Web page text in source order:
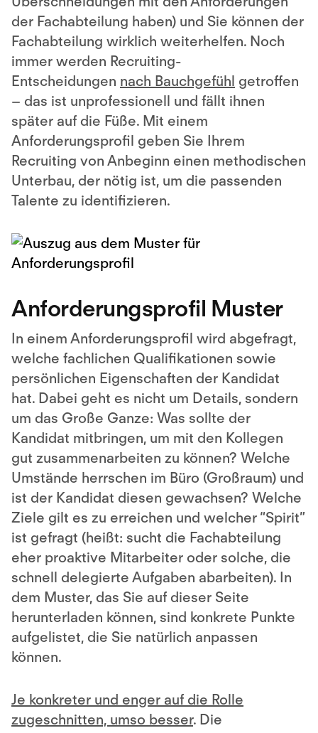
der Fachabteilung haben) und Sie können der
Fachabteilung wirklich weiterhelfen. Noch
immer werden Recruiting-
Entscheidungen nach Bauchgefühl getroffen
– das ist unprofessionell und fällt ihnen
später auf die Füße. Mit einem
Anforderungsprofil geben Sie Ihrem
Recruiting von Anbeginn einen methodischen
Unterbau, der nötig ist, um die passenden
Talente zu identifizieren.
Anforderungsprofil Muster
In einem Anforderungsprofil wird abgefragt,
welche fachlichen Qualifikationen sowie
persönlichen Eigenschaften der Kandidat
hat. Dabei geht es nicht um Details, sondern
um das Große Ganze: Was sollte der
Kandidat mitbringen, um mit den Kollegen
gut zusammenarbeiten zu können? Welche
Umstände herrschen im Büro (Großraum) und
ist der Kandidat diesen gewachsen? Welche
Ziele gilt es zu erreichen und welcher “Spirit”
ist gefragt (heißt: sucht die Fachabteilung
eher proaktive Mitarbeiter oder solche, die
schnell delegierte Aufgaben abarbeiten). In
dem Muster, das Sie auf dieser Seite
herunterladen können, sind konkrete Punkte
aufgelistet, die Sie natürlich anpassen
können.
Je konkreter und enger auf die Rolle
zugeschnitten, umso besser. Die